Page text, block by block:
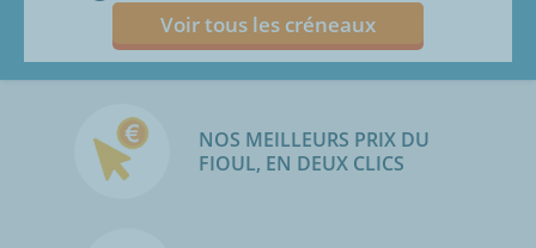
Voir tous les créneaux
NOS MEILLEURS PRIX DU
FIOUL, EN DEUX CLICS